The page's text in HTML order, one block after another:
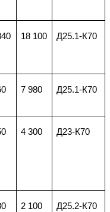
18 100 Д25.1-К70
7 980 Д25.1-К70
4 300 Д23-К70
2 100 Д25.2-К70